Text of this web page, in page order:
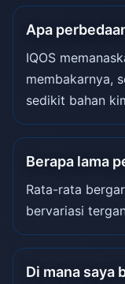
Apa
IQOS
membakarnya,
sedikit bahan
Berapa lama
Rata-rata
bervariasi
Di mana saya